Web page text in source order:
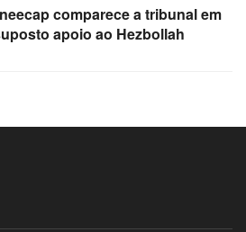
comparece a tribunal em
apoio ao Hezbollah